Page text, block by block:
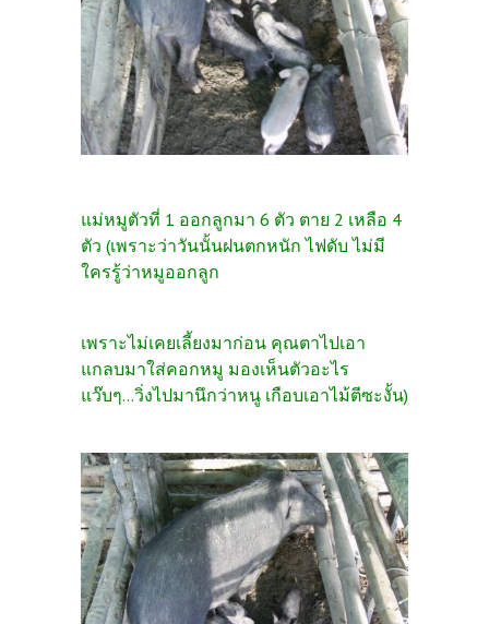
แม่หมูตัวที่ 1 ออกลูกมา 6 ตัว ตาย 2 เหลือ 4
ตัว (เพราะว่าวันนั้นฝนตกหนัก ไฟดับ ไม่มี
ใครรู้ว่าหมูออกลูก
เพราะไม่เคยเลี้ยงมาก่อน คุณตาไปเอา
แกลบมาใส่คอกหมู มองเห็นตัวอะไร
แว๊บๆ...วิ่งไปมานึกว่าหนู เกือบเอาไม้ตีซะงั้น)